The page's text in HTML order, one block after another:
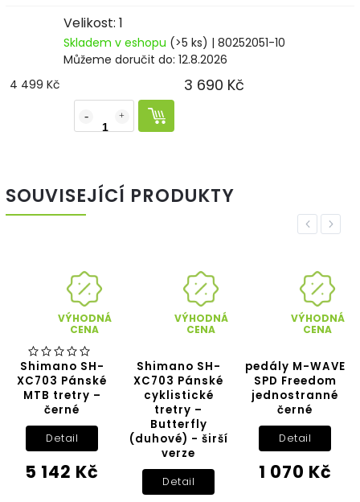
Velikost: 1
Skladem v eshopu (>5 ks) | 80252051-10
Můžeme doručit do: 12.8.2026
4 499 Kč
3 690 Kč
SOUVISEJÍCÍ PRODUKTY
Previous
SH-
–
Kč
VÝHODNÁ
Shimano SH-
XC703 Pánské
cyklistické
Butterfly
(duhové) - širší
verze
Detail
VÝHODNÁ
pedály M-WAVE
SPD Freedom
jednostranné
1 070 Kč
Detail
Pedály
Track
Carbon
3 199
Do
Next